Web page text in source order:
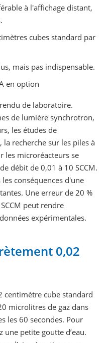
à l'affichage distant,
cubes standard par
mais pas indispensable.
en option
de laboratoire.
de lumière synchrotron,
les études de
recherche sur les piles à
les microréacteurs se
débit de 0,01 à 10 SCCM.
conséquences d'une
Une erreur de 20 %
peut rendre
expérimentales.
0,02
centimètre cube standard
microlitres de gaz dans
les 60 secondes. Pour
petite goutte d’eau.